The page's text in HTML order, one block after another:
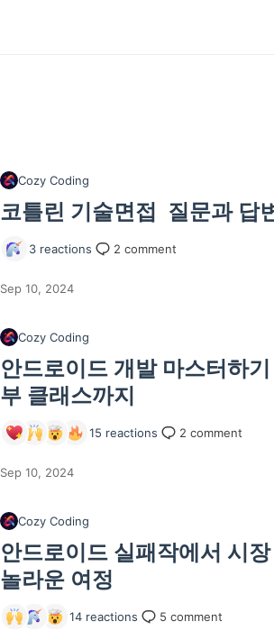
Cozy Coding
코틀린 기술면접 질문과 답
3 reactions 2 comment
Sep 10, 2024
Cozy Coding
안드로이드 개발 마스터하
부 클래스까지
15 reactions 2 comment
Sep 10, 2024
Cozy Coding
안드로이드 실패작에서 시
놀라운 여정
14reactions 5 comment